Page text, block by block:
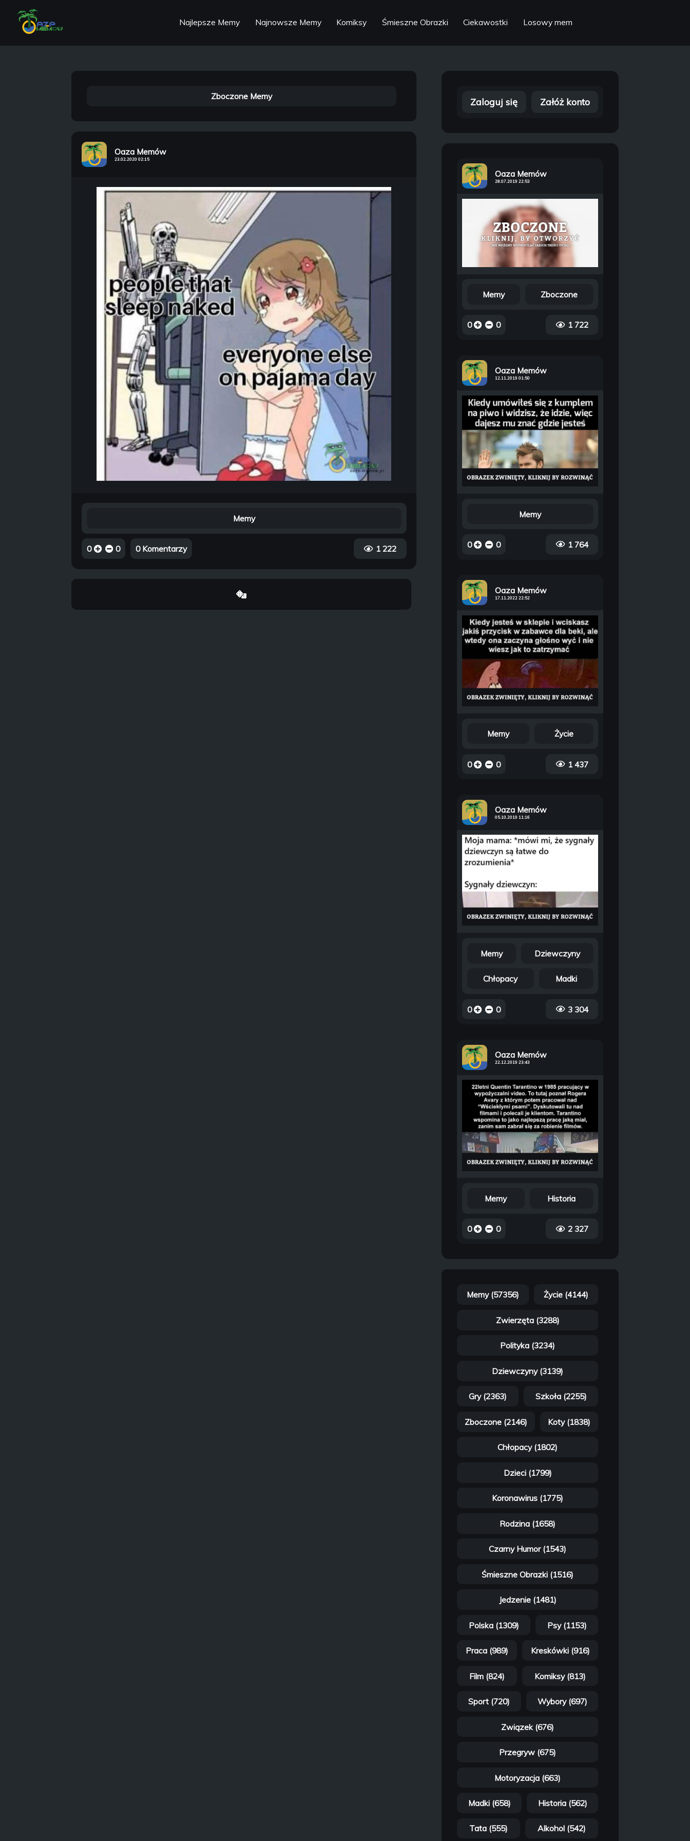
Najlepsze Memy Najnowsze Memy Komiksy Śmieszne Obrazki Ciekawostki Losowy mem
Zboczone Memy
Oaza Memów
23.02.2020 02:15
Memy
0 0 0 Komentarzy 1 222
Zaloguj się Załóż konto
Oaza Memów
28.07.2019 22:53
Memy Zboczone
0 0 1 722
Oaza Memów
12.11.2019 01:50
Memy
0 0 1 764
Oaza Memów
17.11.2022 22:52
Memy Życie
0 0 1 437
Oaza Memów
05.10.2019 11:16
Memy Dziewczyny
Chłopacy Madki
0 0 3 304
Oaza Memów
22.12.2019 23:43
Memy Historia
0 0 2 327
Memy (57356) Życie (4144)
Zwierzęta (3288)
Polityka (3234)
Dziewczyny (3139)
Gry (2363) Szkoła (2255)
Zboczone (2146) Koty (1838)
Chłopacy (1802)
Dzieci (1799)
Koronawirus (1775)
Rodzina (1658)
Czarny Humor (1543)
Śmieszne Obrazki (1516)
Jedzenie (1481)
Polska (1309) Psy (1153)
Praca (989) Kreskówki (916)
Film (824) Komiksy (813)
Sport (720) Wybory (697)
Związek (676)
Przegryw (675)
Motoryzacja (663)
Madki (658) Historia (562)
Tata (555) Alkohol (542)